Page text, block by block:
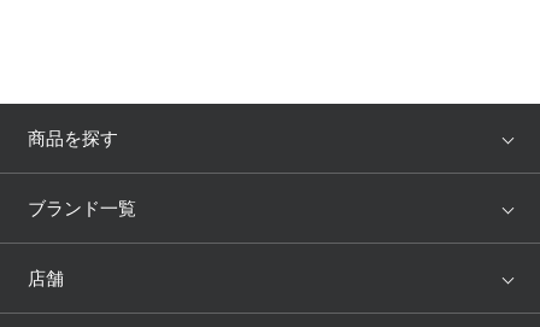
商品を探す
アイテム
トピックス
ブランド一覧
WACOAL
店舗